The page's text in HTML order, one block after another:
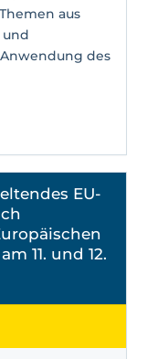
aus
und
des
EU-
11. und 12.